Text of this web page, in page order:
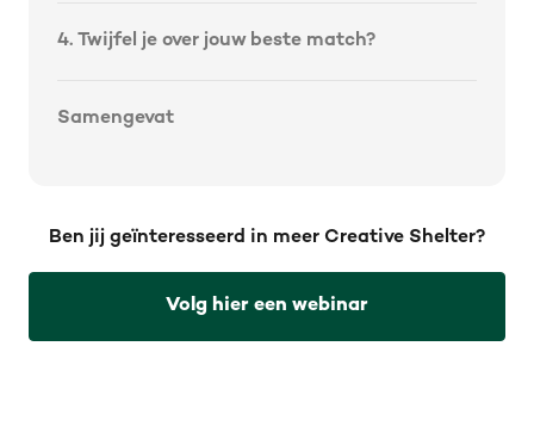
4. Twijfel je over jouw beste match?
Samengevat
Ben jij geïnteresseerd in meer Creative Shelter?
Volg hier een webinar